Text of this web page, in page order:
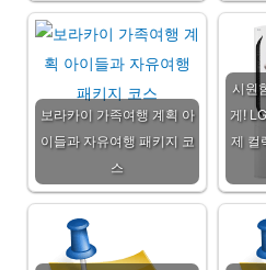
보라카이 가족여행 계획 아
이들과 자유여행 패키지 코
스
시원
게!
제 컬